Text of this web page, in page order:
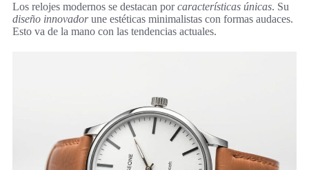
Los relojes modernos se destacan porcaracterísticas únicas. Su
diseño innovadorune estéticas minimalistas con formas audaces.
Esto va de la mano con las tendencias actuales.